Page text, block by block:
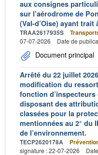
aux consignes
sur l’aérodrome de
(Val-d’Oise) ayant trait
TRAA2617935S
07-07-2026
Date de
Document principal
Arrêté du 22 juillet
modification du
fonction d’inspecteurs
disposant des
classées pour la
mentionnées au 2° du
de l’environnement.
TECP2620178A
signature : 22-07-2026